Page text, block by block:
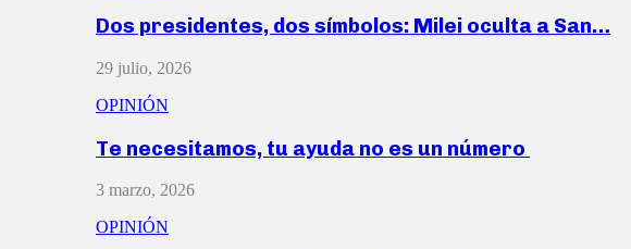
Dos presidentes, dos símbolos: Milei oculta a San…
29 julio, 2026
OPINIÓN
Te necesitamos, tu ayuda no es un número
3 marzo, 2026
OPINIÓN